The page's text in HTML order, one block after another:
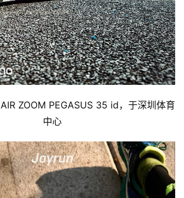
AIR ZOOM PEGASUS 35 id，于深圳体育
中心